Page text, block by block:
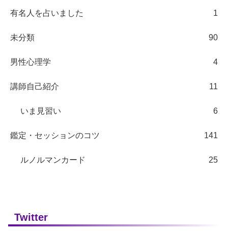
有名人を占いました 1
未分類 90
男性心理学 4
講師自己紹介 11
いま見習い 6
鑑定・セッションのコツ 141
ルノルマンカード 25
Twitter